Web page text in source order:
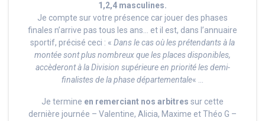
1,2,4 masculines.
Je compte sur votre présence car jouer des phases
finales n’arrive pas tous les ans… et il est, dans l’annuaire
sportif, précisé ceci : « Dans le cas où les prétendants à la
montée sont plus nombreux que les places disponibles,
accèderont à la Division supérieure en priorité les demi-
finalistes de la phase départementale« …
Je termine en remerciant nos arbitres sur cette
dernière journée – Valentine, Alicia, Maxime et Théo G –